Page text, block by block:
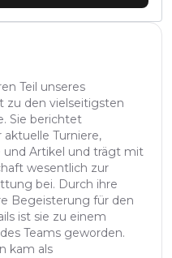
Teil unseres
zu den vielseitigsten
Sie berichtet
Turniere,
Artikel und trägt mit
wesentlich zur
bei. Durch ihre
Begeisterung für den
ist sie zu einem
Teams geworden.
kam als